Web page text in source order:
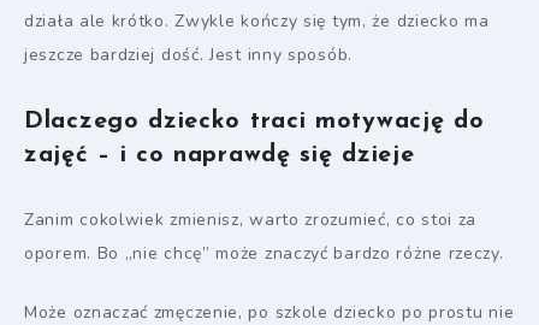
działa ale krótko. Zwykle kończy się tym, że dziecko ma
jeszcze bardziej dość. Jest inny sposób.
Dlaczego dziecko traci motywację do
zajęć – i co naprawdę się dzieje
Zanim cokolwiek zmienisz, warto zrozumieć, co stoi za
oporem. Bo „nie chcę” może znaczyć bardzo różne rzeczy.
Może oznaczać zmęczenie, po szkole dziecko po prostu nie